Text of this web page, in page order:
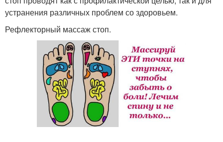
устранения различных проблем со здоровьем.
Рефлекторный массаж стоп.